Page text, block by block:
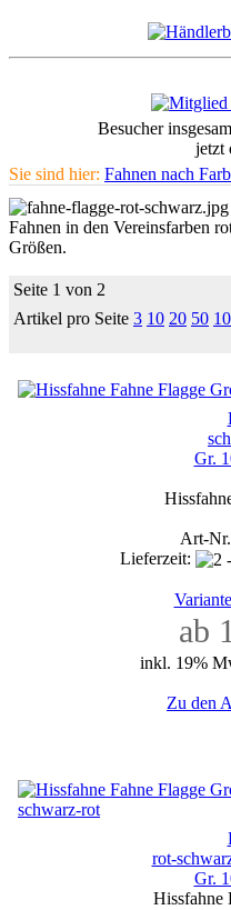
Besucher
jetzt
Sie sind hier: Fahnen nach
Fahnen in den Vereinsfarben
Größen.
Seite 1 von 2
Artikel pro Seite 3 10 20 50
Gr.
Art-
Lieferzeit:
ab
inkl. 19%
Zu den
rot-
Gr.
Hissfahne